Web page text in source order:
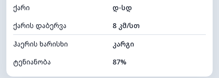
განათების ინდექსი 7 (ნათელი)
ღრუბლის სიმაღლე 11120 მ
ქარი
დ-სდ
ქარის დაბერვა
8 კმ/სთ
ჰაერის ხარისხი
კარგი
ტენიანობა
87%